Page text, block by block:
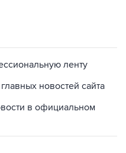
ленту
новостей сайта
в официальном